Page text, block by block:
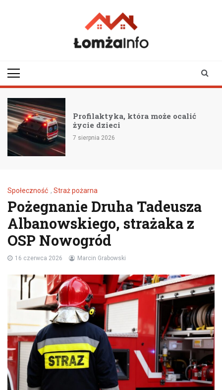
Profilaktyka, która może ocalić
życie dzieci
7 sierpnia 2026
Społeczność , Straż pożarna
Pożegnanie Druha Tadeusza
Albanowskiego, strażaka z
OSP Nowogród
16 czerwca 2026 Marcin Grabowski